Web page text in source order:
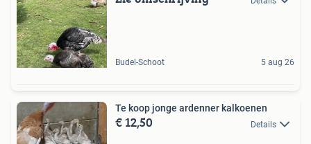
Budel-Schoot 5 aug 26
Te koop jonge ardenner kalkoenen
€ 12,50 Details